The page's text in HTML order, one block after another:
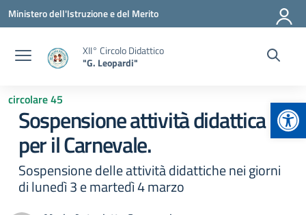
Vai ai contenuti
Vai al menu di navigazione
Vai al footer
Ministero dell'Istruzione e del Merito
XII° Circolo Didattico
"G. Leopardi"
circolare 45
Sospensione attività didattica
per il Carnevale.
Sospensione delle attività didattiche nei giorni
di lunedì 3 e martedì 4 marzo